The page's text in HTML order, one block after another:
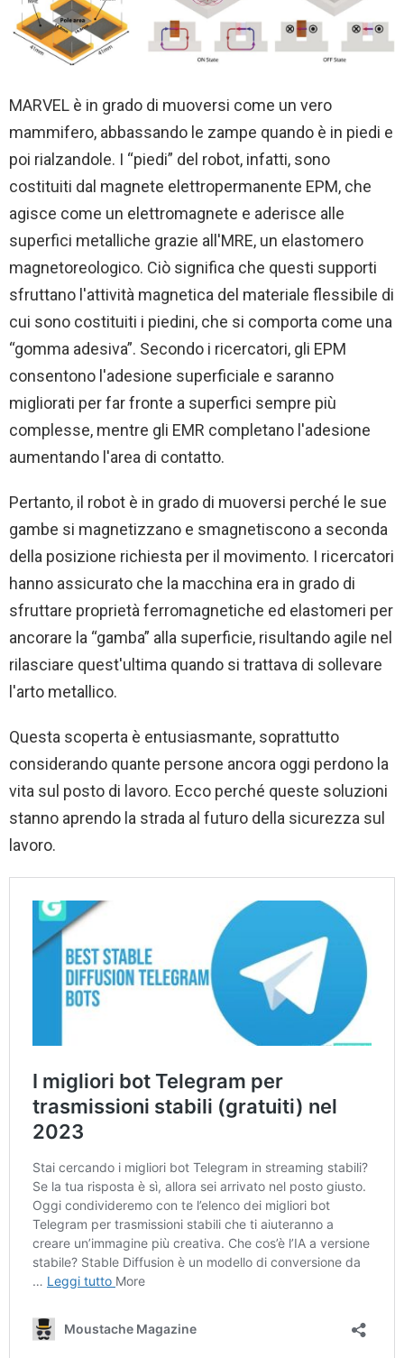
MARVEL è in grado di muoversi come un vero
mammifero, abbassando le zampe quando è in piedi e
poi rialzandole. I “piedi” del robot, infatti, sono
costituiti dal magnete elettropermanente EPM, che
agisce come un elettromagnete e aderisce alle
superfici metalliche grazie all'MRE, un elastomero
magnetoreologico. Ciò significa che questi supporti
sfruttano l'attività magnetica del materiale flessibile di
cui sono costituiti i piedini, che si comporta come una
“gomma adesiva”. Secondo i ricercatori, gli EPM
consentono l'adesione superficiale e saranno
migliorati per far fronte a superfici sempre più
complesse, mentre gli EMR completano l'adesione
aumentando l'area di contatto.
Pertanto, il robot è in grado di muoversi perché le sue
gambe si magnetizzano e smagnetiscono a seconda
della posizione richiesta per il movimento. I ricercatori
hanno assicurato che la macchina era in grado di
sfruttare proprietà ferromagnetiche ed elastomeri per
ancorare la “gamba” alla superficie, risultando agile nel
rilasciare quest'ultima quando si trattava di sollevare
l'arto metallico.
Questa scoperta è entusiasmante, soprattutto
considerando quante persone ancora oggi perdono la
vita sul posto di lavoro. Ecco perché queste soluzioni
stanno aprendo la strada al futuro della sicurezza sul
lavoro.